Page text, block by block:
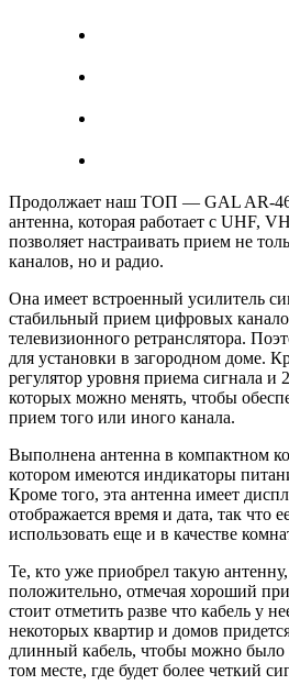
Продолжает наш ТОП — GAL AR-
антенна, которая работает с UHF,
позволяет настраивать прием не
каналов, но и радио.
Она имеет встроенный усилитель
стабильный прием цифровых
телевизионного ретранслятора.
для установки в загородном доме.
регулятор уровня приема сигнала
которых можно менять, чтобы
прием того или иного канала.
Выполнена антенна в компактном
котором имеются индикаторы
Кроме того, эта антенна имеет
отображается время и дата, так что
использовать еще и в качестве
Те, кто уже приобрел такую
положительно, отмечая хороший
стоит отметить разве что кабель у
некоторых квартир и домов
длинный кабель, чтобы можно было
том месте, где будет более четкий